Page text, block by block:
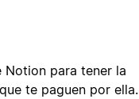
Notion para tener la
te paguen por ella.